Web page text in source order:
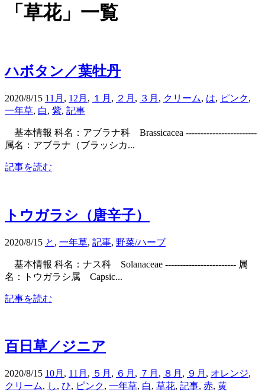
「 草花」 一覧
ハボタン／葉牡丹
2020/8/15 11月 , 12月 , １月 , ２月 , ３月 , クリーム, は, ピンク,
一年草, 白, 紫, 記事
基本情報 科名：アブラナ科 Brassicacea ------------------------
属名：アブラナ（ブラッシカ...
記事を読む
トウガラシ（唐辛子）
2020/8/15 と , 一年草, 記事, 野菜/ハーブ
基本情報 科名：ナス科 Solanaceae ------------------------ 属
名：トウガラシ属 Capsic...
記事を読む
百日草／ジニア
2020/8/15 10月 , 11月 , ５月 , ６月 , ７月 , ８月 , ９月 , オレンジ,
クリーム, し, ひ, ピンク, 一年草, 白, 草花, 記事, 赤, 黄